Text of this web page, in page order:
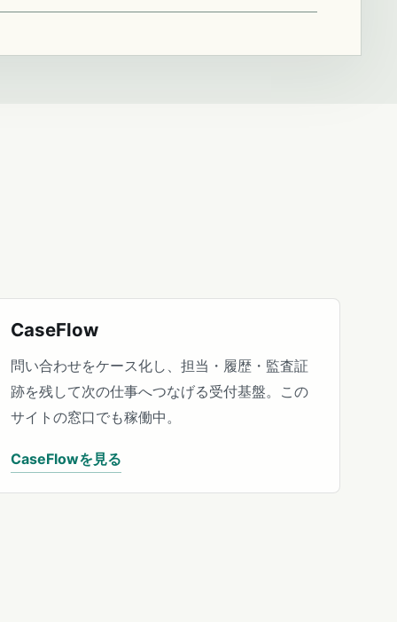
CaseFlow
問い合わせをケース化し、担当・履歴・監査証
跡を残して次の仕事へつなげる受付基盤。この
サイトの窓口でも稼働中。
CaseFlowを見る